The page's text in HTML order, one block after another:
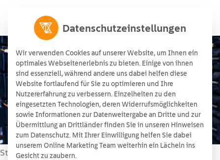
Kapazität
12/03/2026
Startseite»Wissen
Datenschutzeinstellungen
Wir verwenden Cookies auf unserer Website, um Ihnen ein
optimales Webseitenerlebnis zu bieten. Einige von ihnen
sind essenziell, während andere uns dabei helfen diese
Website fortlaufend für Sie zu optimieren und Ihre
Nutzererfahrung zu verbessern. Einzelheiten zu den
eingesetzten Technologien, deren Widerrufsmöglichkeiten
sowie Informationen zur Datenweitergabe an Dritte und zur
Übermittlung an Drittländer finden Sie in unseren Hinweisen
zum Datenschutz. Mit Ihrer Einwilligung helfen Sie dabei
unserem Online Marketing Team weiterhin ein Lächeln ins
Gesicht zu zaubern.